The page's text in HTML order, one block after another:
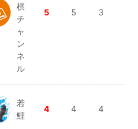
棋
チ
ャ
ン
ネ
ル
5 5 3
若
鯉
4 4 4